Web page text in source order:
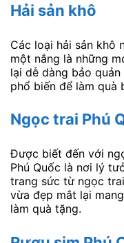
Hải sản khô
Các loại hải sản khô
một nắng là những
lại dễ dàng bảo
phổ biến để làm quà
Ngọc trai Phú
Được biết đến với
Phú Quốc là nơi lý
trang sức từ ngọc
vừa đẹp mắt lại
làm quà tặng.